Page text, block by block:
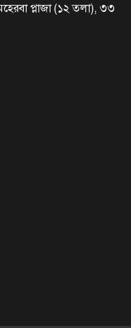
বইপড়া কর্মসূচীর
করে তিন
প্লাজা (১২ তলা), ৩৩